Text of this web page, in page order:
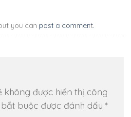
you can post a comment.
không được hiển thị công
buộc được đánh dấu *